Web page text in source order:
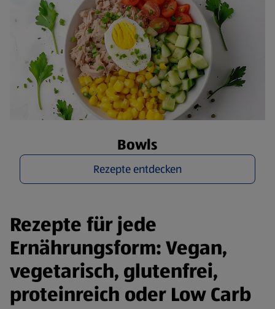
Bowls
Rezepte entdecken
Rezepte für jede
Ernährungsform: Vegan,
vegetarisch, glutenfrei,
proteinreich oder Low Carb